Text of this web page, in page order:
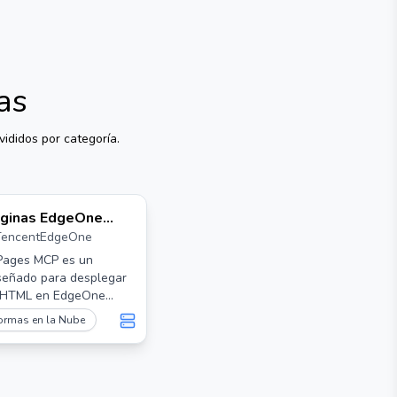
por categoría.
EdgeOne
MCP es un
para desplegar
en EdgeOne
a los usuarios
URL accesible
para su contenido.
en la Nube